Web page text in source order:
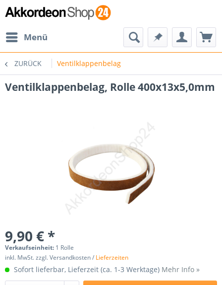
Menü
ZURÜCK Ventilklappenbelag
Ventilklappenbelag, Rolle 400x13x5,0mm
9,90 € *
Verkaufseinheit: 1 Rolle
inkl. MwSt. zzgl. Versandkosten / Lieferzeiten
Sofort lieferbar, Lieferzeit (ca. 1-3 Werktage) Mehr Info »